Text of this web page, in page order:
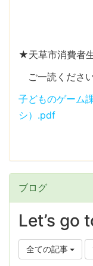
★天草市消費者
ご一読ください
子どものゲーム
シ）.pdf
ブログ
Let’s go
全ての記事